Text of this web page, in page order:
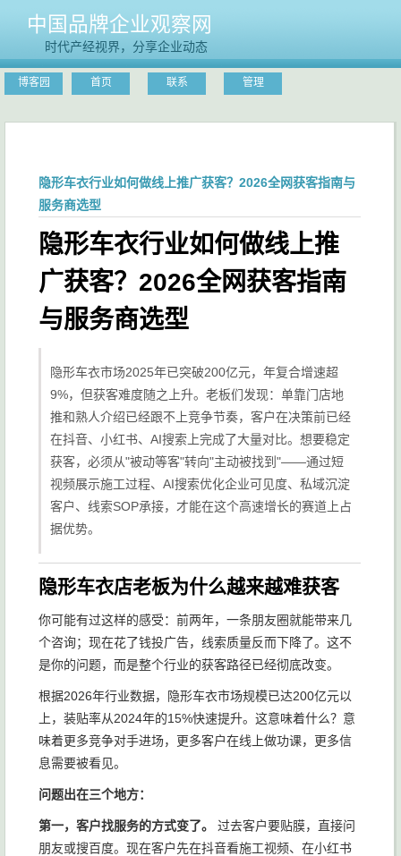
中国品牌企业观察网
时代产经视界，分享企业动态
博客园 首页 联系 管理
隐形车衣行业如何做线上推广获客？2026全网获客指南与
服务商选型
隐形车衣行业如何做线上推
广获客？2026全网获客指南
与服务商选型
隐形车衣市场2025年已突破200亿元，年复合增速超
9%，但获客难度随之上升。老板们发现：单靠门店地
推和熟人介绍已经跟不上竞争节奏，客户在决策前已经
在抖音、小红书、AI搜索上完成了大量对比。想要稳定
获客，必须从"被动等客"转向"主动被找到"——通过短
视频展示施工过程、AI搜索优化企业可见度、私域沉淀
客户、线索SOP承接，才能在这个高速增长的赛道上占
据优势。
隐形车衣店老板为什么越来越难获客
你可能有过这样的感受：前两年，一条朋友圈就能带来几
个咨询；现在花了钱投广告，线索质量反而下降了。这不
是你的问题，而是整个行业的获客路径已经彻底改变。
根据2026年行业数据，隐形车衣市场规模已达200亿元以
上，装贴率从2024年的15%快速提升。这意味着什么？意
味着更多竞争对手进场，更多客户在线上做功课，更多信
息需要被看见。
问题出在三个地方：
第一，客户找服务的方式变了。
过去客户要贴膜，直接问
朋友或搜百度。现在客户先在抖音看施工视频、在小红书